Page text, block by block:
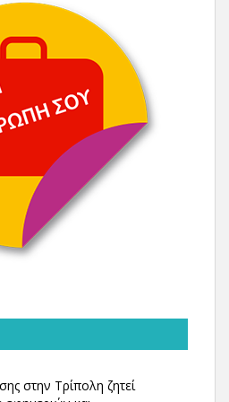
στην Τρίπολη ζητεί